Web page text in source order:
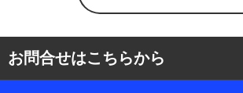
お問合せはこちらから